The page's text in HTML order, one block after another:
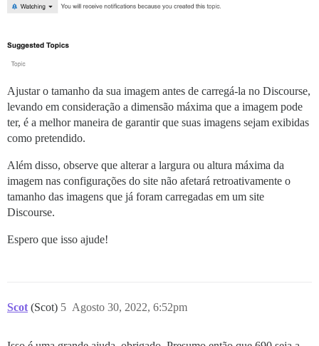
Ajustar o tamanho da sua imagem antes de carregá-la no Discourse,
levando em consideração a dimensão máxima que a imagem pode
ter, é a melhor maneira de garantir que suas imagens sejam exibidas
como pretendido.
Além disso, observe que alterar a largura ou altura máxima da
imagem nas configurações do site não afetará retroativamente o
tamanho das imagens que já foram carregadas em um site
Discourse.
Espero que isso ajude!
Scot (Scot) Agosto 30, 2022, 6:52pm
5